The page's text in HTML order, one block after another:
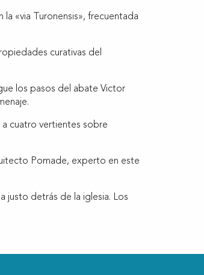
«via Turonensis», frecuentada
curativas del
los pasos del abate Victor
cuatro vertientes sobre
Pomade, experto en este
justo detrás de la iglesia. Los